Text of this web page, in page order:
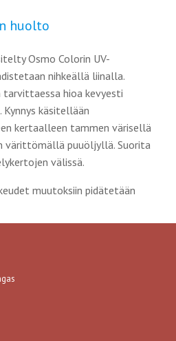
huolto
Osmo Colorin UV-
nihkeällä liinalla.
tarvittaessa hioa kevyesti
käsitellään
kertaalleen tammen värisellä
värittömällä puuöljyllä. Suorita
välissä.
muutoksiin pidätetään